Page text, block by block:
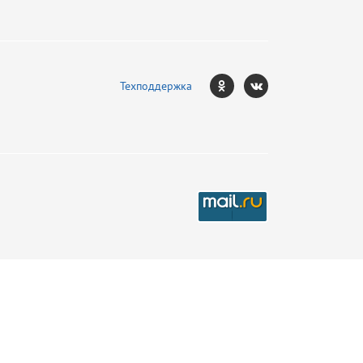
Техподдержка